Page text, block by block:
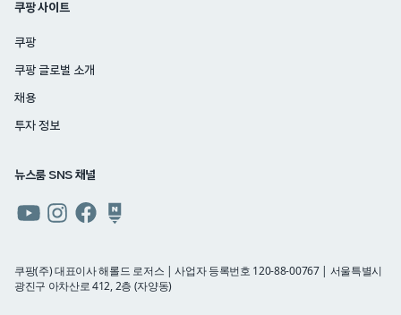
쿠팡 사이트
쿠팡
쿠팡 글로벌 소개
채용
투자 정보
뉴스룸 SNS 채널
유튜브인스타그램
페이스북네이버
블로그
쿠팡(주) 대표이사 해롤드 로저스 | 사업자 등록번호 120-88-00767 | 서울특별시
광진구 아차산로 412, 2층 (자양동)